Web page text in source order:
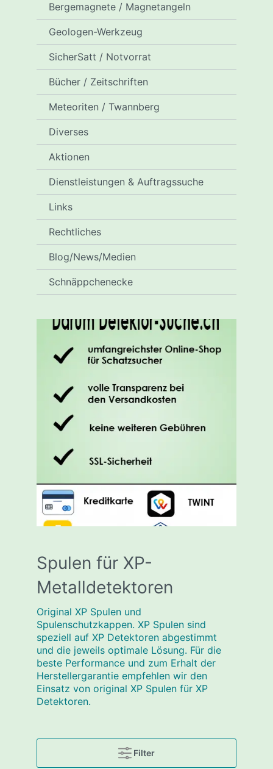
Bergemagnete / Magnetangeln
Geologen-Werkzeug
SicherSatt / Notvorrat
Bücher / Zeitschriften
Meteoriten / Twannberg
Diverses
Aktionen
Dienstleistungen & Auftragssuche
Links
Rechtliches
Blog/News/Medien
Schnäppchenecke
Spulen für XP-
Metalldetektoren
Original XP Spulen und
Spulenschutzkappen. XP Spulen sind
speziell auf XP Detektoren abgestimmt
und die jeweils optimale Lösung. Für die
beste Performance und zum Erhalt der
Herstellergarantie empfehlen wir den
Einsatz von original XP Spulen für XP
Detektoren.
Filter